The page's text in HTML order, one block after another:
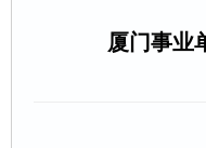
厦门事业